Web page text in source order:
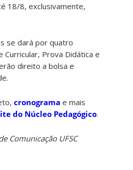
18/8, exclusivamente,
se dará por quatro
Curricular, Prova Didática e
direito a bolsa e
cronogramae mais
do Núcleo Pedagógico.
Comunicação UFSC